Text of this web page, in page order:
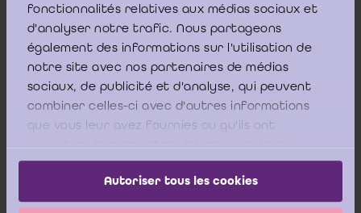
fonctionnalités relatives aux médias sociaux et
d'analyser notre trafic. Nous partageons
également des informations sur l'utilisation de
notre site avec nos partenaires de médias
sociaux, de publicité et d'analyse, qui peuvent
combiner celles-ci avec d'autres informations
que vous leur avez fournies ou qu'ils ont
services.
Autoriser tous les cookies
les membres de l'organe de gestion de la société à
transformer sont tenus solidairement envers les
1° de la différence éventuelle entre l'actif net de la
société après transformation et le capital social
minimum prescrit par le présent code;».